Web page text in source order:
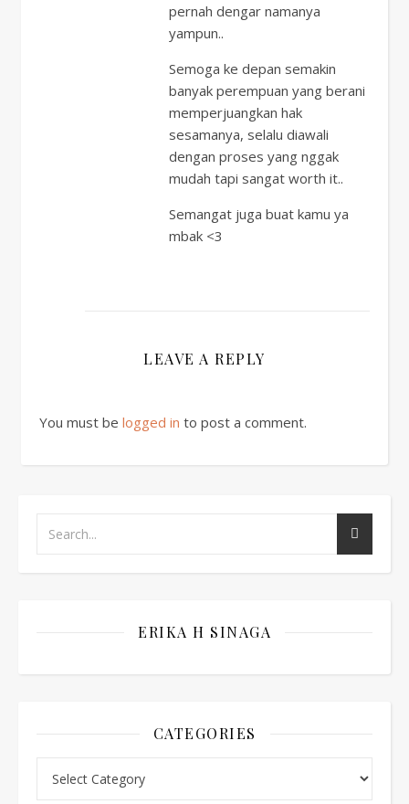
pernah dengar namanya
yampun..
Semoga ke depan semakin
banyak perempuan yang berani
memperjuangkan hak
sesamanya, selalu diawali
dengan proses yang nggak
mudah tapi sangat worth it..
Semangat juga buat kamu ya
mbak <3
LEAVE A REPLY
You must be logged in to post a comment.
ERIKA H SINAGA
CATEGORIES